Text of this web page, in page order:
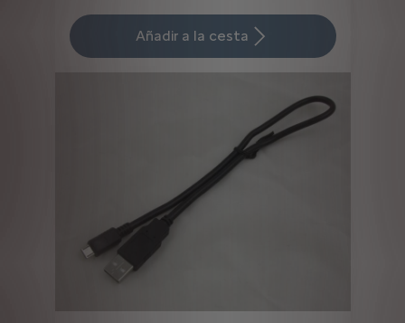
Price
56,22
Quantity
updated
Añadir a la cesta